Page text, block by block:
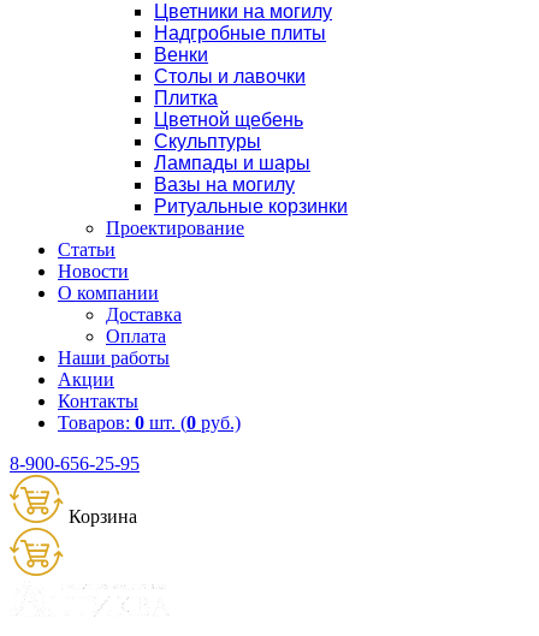
Цветники на могилу
Надгробные плиты
Венки
Столы и лавочки
Плитка
Цветной щебень
Скульптуры
Лампады и шары
Вазы на могилу
Ритуальные корзинки
Проектирование
Статьи
Новости
О компании
Доставка
Оплата
Наши работы
Акции
Контакты
Товаров: 0 шт. (0 руб.)
8-900-656-25-95
Корзина